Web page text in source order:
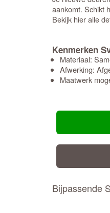
aankomt. Schikt
Bekijk hier alle
Kenmerken
Materiaal:
Afwerking:
Maatwerk
Bijpassende